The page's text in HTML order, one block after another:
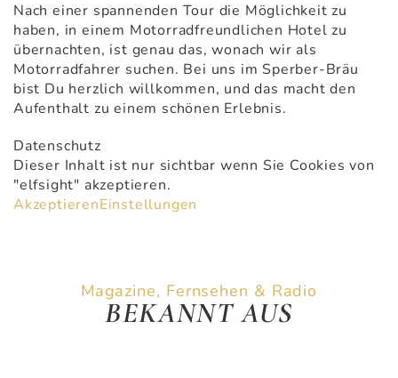
Nach einer spannenden Tour die Möglichkeit zu
haben, in einem Motorradfreundlichen Hotel zu
übernachten, ist genau das, wonach wir als
Motorradfahrer suchen. Bei uns im Sperber-Bräu
bist Du herzlich willkommen, und das macht den
Aufenthalt zu einem schönen Erlebnis.
Datenschutz
Dieser Inhalt ist nur sichtbar wenn Sie Cookies von
"elfsight" akzeptieren.
AkzeptierenEinstellungen
Magazine, Fernsehen & Radio
BEKANNT AUS